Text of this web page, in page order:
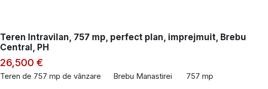
Teren Intravilan, 757 mp, perfect plan, imprejmuit, Brebu
Central, PH
26,500 €
Teren de 757 mp de vânzare Brebu Manastirei 757 mp